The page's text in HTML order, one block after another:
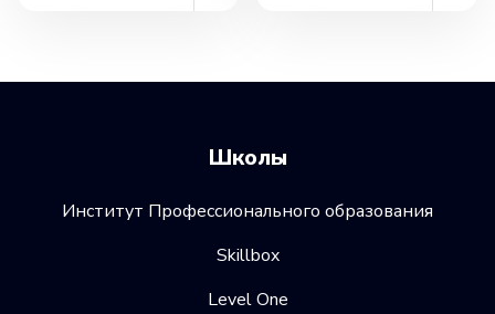
Школы
Институт Профессионального образования
Skillbox
Level One